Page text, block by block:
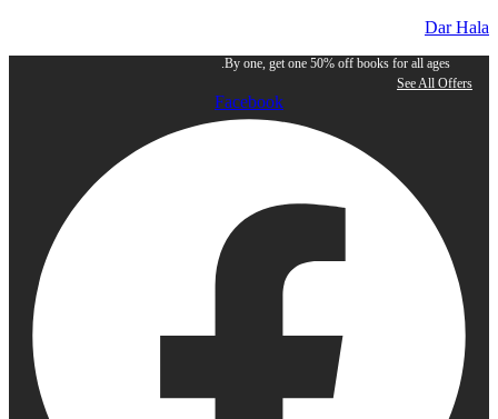
Dar Hala
By one, get one 50% off books for all ages.
See All Offers
Facebook